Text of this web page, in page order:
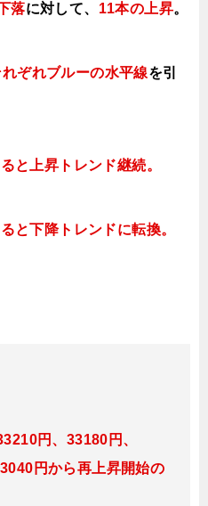
落に対して、 11本の上昇。
ぞれブルーの水平線を引
と上昇トレンド継続。
と下降トレンドに転換。
円、33180円、
円から再上昇開始の